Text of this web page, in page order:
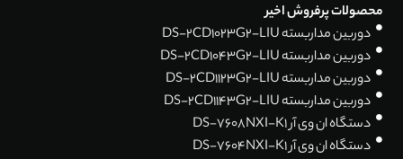
محصولات پرفروش اخیر
دوربین مداربسته DS-2CD1023G2-LIU
دوربین مداربسته DS-2CD1043G2-LIU
دوربین مداربسته DS-2CD1123G2-LIU
دوربین مداربسته DS-2CD1143G2-LIU
دستگاه ان وی آر DS-7608NXI-K1
دستگاه ان وی آر DS-7604NXI-K1